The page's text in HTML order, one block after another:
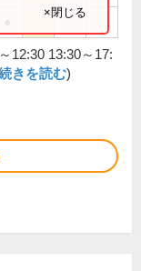
×閉じる
12:30 13:30～17:
きを読む)